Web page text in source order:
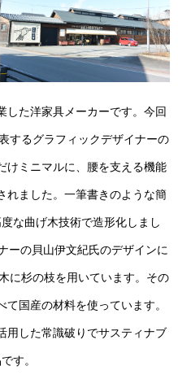
した洋家具メーカーです。今回
するグラフィックデザイナーの
けミニマルに、腰を支える機能
れました。一筆書きのような簡
な曲げ木技術で造形化しまし
ーの貝山伊文紀氏のデザインに
に杉の枝を用いています。その
国産の材料を使っています。
用した常識破りでサスティナブ
す。